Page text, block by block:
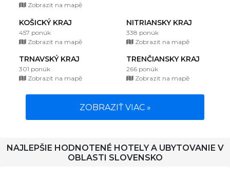
Zobrazit na mapě
KOŠICKÝ KRAJ
457 ponúk
Zobrazit na mapě
NITRIANSKY KRAJ
338 ponúk
Zobrazit na mapě
TRNAVSKÝ KRAJ
301 ponúk
Zobrazit na mapě
TRENČIANSKY KRAJ
266 ponúk
Zobrazit na mapě
ZOBRAZIŤ VIAC »
NAJLEPŠIE HODNOTENÉ HOTELY A UBYTOVANIE V
OBLASTI SLOVENSKO